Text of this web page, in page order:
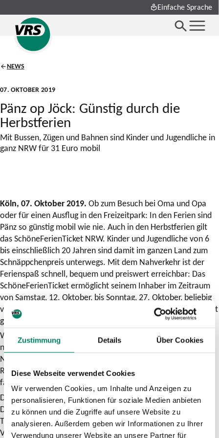
Zustimmung Details Über Cookies
Diese Webseite verwendet Cookies
Wir verwenden Cookies, um Inhalte und Anzeigen zu
personalisieren, Funktionen für soziale Medien anbieten
zu können und die Zugriffe auf unsere Website zu
analysieren. Außerdem geben wir Informationen zu Ihrer
Verwendung unserer Website an unsere Partner für
Einfache Sprache
NEWS
07. OKTOBER 2019
Pänz op Jöck: Günstig durch die
Herbstferien
Mit Bussen, Zügen und Bahnen sind Kinder und Jugendliche in
ganz NRW für 31 Euro mobil
Köln, 07. Oktober 2019. Ob zum Besuch bei Oma und Opa
oder für einen Ausflug in den Freizeitpark: In den Ferien sind
Pänz so günstig mobil wie nie. Auch in den Herbstferien gilt
das SchöneFerienTicket NRW. Kinder und Jugendliche von 6
bis einschließlich 20 Jahren sind damit im ganzen Land zum
Schnäppchenpreis unterwegs. Mit dem Nahverkehr ist der
Ferienspaß schnell, bequem und preiswert erreichbar: Das
SchöneFerienTicket ermöglicht seinem Inhaber im Zeitraum
von Samstag, 12. Oktober, bis Sonntag, 27. Oktober, beliebig
viele Fahrten mit Bus, Bahn oder Zug in ganz NRW. Und kostet
gerade mal 31 Euro.
Wichtig zu wissen: Das Ferienticket ist nicht übertragbar und
neben Bus und Bahn auch gültig für die 2. Klasse der
Nahverkehrszüge (S-Bahn, RegionalBahn und
RegionalExpress). Geschwister und Freunde unter 6 Jahren
fahren kostenlos mit.
Das SchöneFerienTicket ist erhältlich an den Automaten der
Deutschen Bahn (DB), in den DB-Reisezentren sowie an den
Ticketautomaten und in den Verkaufsstellen vieler weiterer
Verkehrsunternehmen. Im OnlineTicketShop des